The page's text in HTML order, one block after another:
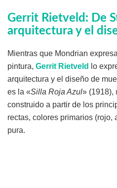
Gerrit Rietveld: De
arquitectura y el
Mientras que Mondrian
pintura, Gerrit Rietveld
lo
arquitectura y el diseño de
es la «Silla Roja Azul» (1918),
construido a partir de los
rectas, colores primarios (rojo,
pura.